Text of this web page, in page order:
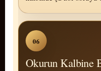
06
Okurun Kalbine